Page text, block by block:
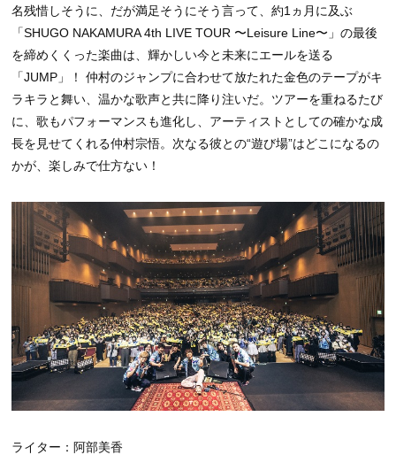
名残惜しそうに、だが満足そうにそう言って、約1ヵ月に及ぶ
「SHUGO NAKAMURA 4th LIVE TOUR 〜Leisure Line〜」の最後
を締めくくった楽曲は、輝かしい今と未来にエールを送る
「JUMP」！ 仲村のジャンプに合わせて放たれた金色のテープがキ
ラキラと舞い、温かな歌声と共に降り注いだ。ツアーを重ねるたび
に、歌もパフォーマンスも進化し、アーティストとしての確かな成
長を見せてくれる仲村宗悟。次なる彼との“遊び場”はどこになるの
かが、楽しみで仕方ない！
ライター：阿部美香